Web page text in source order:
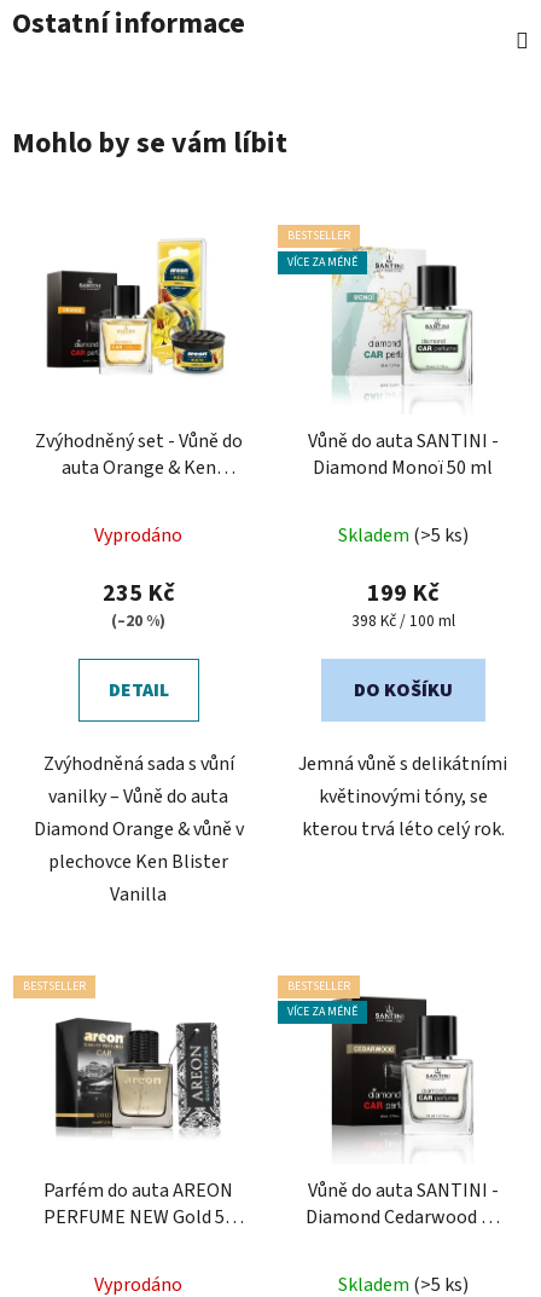
Ostatní informace
Mohlo by se vám líbit
Zvýhodněný set - Vůně do
auta Orange & Ken
hodnocení
produktu
je
z
Vyprodáno
235 Kč
(–20 %)
DETAIL
Zvýhodněná sada s vůní
vanilky – Vůně do auta
Diamond Orange & vůně v
plechovce Ken Blister
Vanilla
BESTSELLER
VÍCE ZA MÉNĚ
Vůně do auta SANTINI -
Diamond Monoï 50 ml
hodnocení
produktu
je
z
Skladem (>5 ks)
199 Kč
Měrná
398 Kč / 100 ml
DO KOŠÍKU
Jemná vůně s delikátními
květinovými tóny, se
kterou trvá léto celý rok.
BESTSELLER
Parfém do auta AREON
PERFUME NEW Gold 50
Vyprodáno
BESTSELLER
VÍCE ZA MÉNĚ
Vůně do auta SANTINI -
Diamond Cedarwood 50
Skladem (>5 ks)